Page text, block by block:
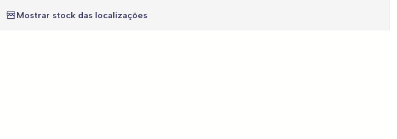
Mostrar stock das localizações